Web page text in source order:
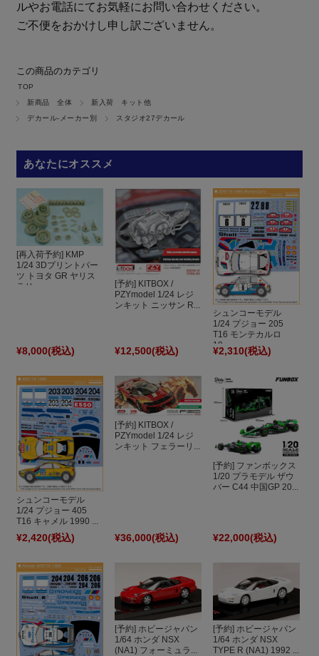
ルやお電話にてお気軽にお問い合わせください。
ご不便をおかけし申し訳ございません。
この商品のカテゴリ
TOP
新商品 全体
新入荷 キット他
デカール-メーカー別
スタジオ27デカール
あなたにオススメ
[再入荷予約] KMP
1/24 3Dプリントパー
ツ トヨタ GR ヤリス
ラリ...
¥8,000(税込)
[予約] KITBOX /
PZYmodel 1/24 レジ
ンキット ニッサン R...
¥12,500(税込)
シュンコーモデル
1/24 プジョー 205
T16 モンテカルロ
19...
¥2,310(税込)
シュンコーモデル
1/24 プジョー 405
T16 キャメル 1990 ...
¥2,420(税込)
[予約] KITBOX /
PZYmodel 1/24 レジ
ンキット フェラーリ...
¥36,000(税込)
[予約] ファンボックス
1/20 プラモデル ザウ
バー C44 中国GP 20...
¥22,000(税込)
[予約] ホビージャパン
1/64 ホンダ NSX
(NA1) フォーミュラ...
[予約] ホビージャパン
1/64 ホンダ NSX
TYPE R (NA1) 1992 ...